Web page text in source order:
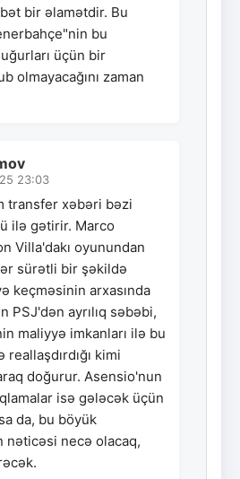
bir əlamətdir. Bu
bu
üçün bir
olmayacağını zaman
23:03
transfer xəbəri bəzi
ilə gətirir. Marco
Villa'dakı oyunundan
sürətli bir şəkildə
keçməsinin arxasında
PSJ'dən ayrılıq səbəbi,
maliyyə imkanları ilə bu
kimi
doğurur. Asensio'nun
isə gələcək üçün
da, bu böyük
nəticəsi necə olacaq,